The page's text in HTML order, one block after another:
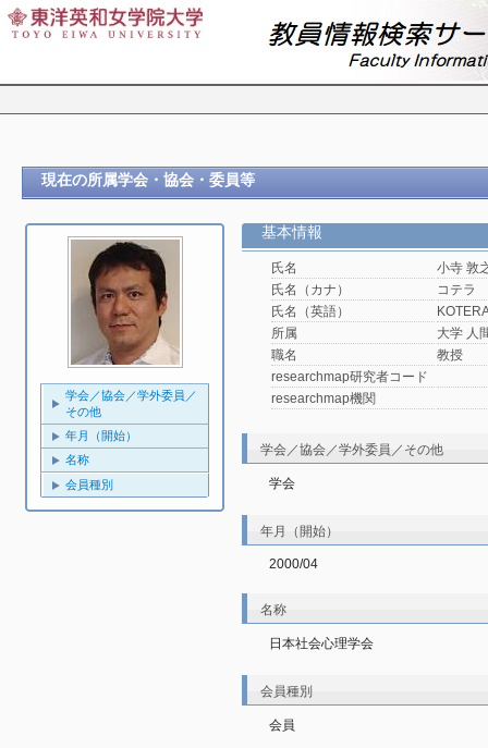
現在の所属学会・協会・委員等
学会／協会／学外委員／
その他
年月（開始）
名称
会員種別
基本情報
氏名
小寺 敦
氏名（カナ）
コテラ
氏名（英語）
所属
大学 人
職名
教授
researchmap研究者コード
researchmap機関
学会／協会／学外委員／その他
学会
年月（開始）
2000/04
名称
日本社会心理学会
会員種別
会員